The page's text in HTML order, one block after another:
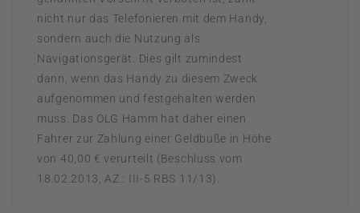
nicht nur das Telefonieren mit dem Handy,
sondern auch die Nutzung als
Navigationsgerät. Dies gilt zumindest
dann, wenn das Handy zu diesem Zweck
aufgenommen und festgehalten werden
muss. Das OLG Hamm hat daher einen
Fahrer zur Zahlung einer Geldbuße in Höhe
von 40,00 € verurteilt (Beschluss vom
18.02.2013, AZ.: III-5 RBS 11/13).